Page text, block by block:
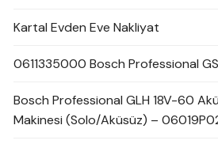
Kartal Evden Eve Nakliyat
0611335000 Bosch Professional
Bosch Professional GLH 18V-60
Makinesi (Solo/Aküsüz) –